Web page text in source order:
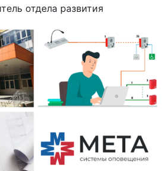
отдела развития